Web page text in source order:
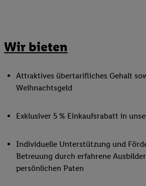
Wir bieten
Attraktives übertarifliches Gehalt
Weihnachtsgeld
Exklusiver 5 % Einkaufsrabatt in
Individuelle Unterstützung und
Betreuung durch erfahrene
persönlichen Paten